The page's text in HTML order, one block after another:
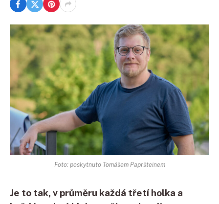
Foto: poskytnuto Tomášem Papršteinem
Je to tak, v průměru každá třetí holka a